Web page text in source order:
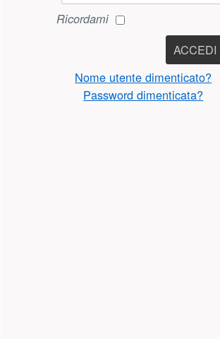
Ricordami
ACCEDI
Nome utente dimenticato?
Password dimenticata?